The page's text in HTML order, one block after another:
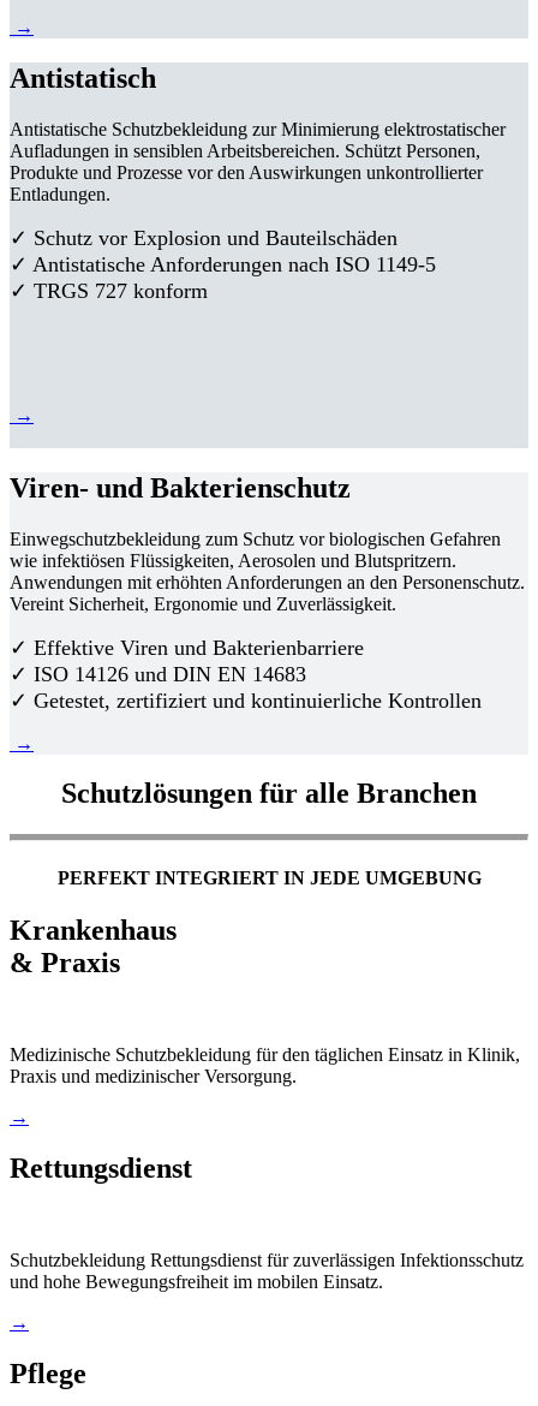
→
Antistatisch
Antistatische Schutzbekleidung zur Minimierung elektrostatischer
Aufladungen in sensiblen Arbeitsbereichen. Schützt Personen,
Produkte und Prozesse vor den Auswirkungen unkontrollierter
Entladungen.
✓ Schutz vor Explosion und Bauteilschäden
✓ Antistatische Anforderungen nach ISO 1149-5
✓ TRGS 727 konform
→
Viren- und Bakterienschutz
Einwegschutzbekleidung zum Schutz vor biologischen Gefahren
wie infektiösen Flüssigkeiten, Aerosolen und Blutspritzern.
Anwendungen mit erhöhten Anforderungen an den Personenschutz.
Vereint Sicherheit, Ergonomie und Zuverlässigkeit.
✓ Effektive Viren und Bakterienbarriere
✓ ISO 14126 und DIN EN 14683
✓ Getestet, zertifiziert und kontinuierliche Kontrollen
→
Schutzlösungen für alle Branchen
PERFEKT INTEGRIERT IN JEDE UMGEBUNG
Krankenhaus
& Praxis
Medizinische Schutzbekleidung für den täglichen Einsatz in Klinik,
Praxis und medizinischer Versorgung.
→
Rettungsdienst
Schutzbekleidung Rettungsdienst für zuverlässigen Infektionsschutz
und hohe Bewegungsfreiheit im mobilen Einsatz.
→
Pflege